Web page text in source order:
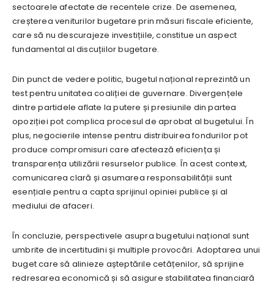
sectoarele afectate de recentele crize. De asemenea,
creșterea veniturilor bugetare prin măsuri fiscale eficiente,
care să nu descurajeze investițiile, constitue un aspect
fundamental al discuțiilor bugetare.
Din punct de vedere politic, bugetul național reprezintă un
test pentru unitatea coaliției de guvernare. Divergențele
dintre partidele aflate la putere și presiunile din partea
opoziției pot complica procesul de aprobat al bugetului. În
plus, negocierile intense pentru distribuirea fondurilor pot
produce compromisuri care afectează eficiența și
transparența utilizării resurselor publice. În acest context,
comunicarea clară și asumarea responsabilității sunt
esențiale pentru a capta sprijinul opiniei publice și al
mediului de afaceri.
În concluzie, perspectivele asupra bugetului național sunt
umbrite de incertitudini și multiple provocări. Adoptarea unui
buget care să alinieze așteptările cetățenilor, să sprijine
redresarea economică și să asigure stabilitatea financiară